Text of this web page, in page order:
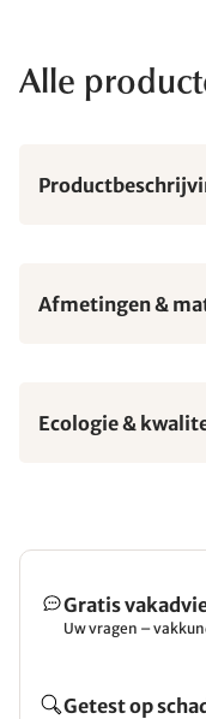
Alle
Afmetingen &
Ecologie &
Gratis
Uw vragen –
Getest op